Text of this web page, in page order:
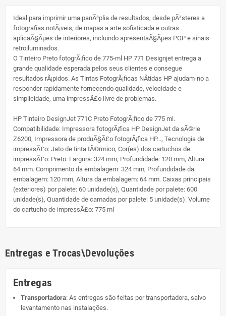
Ideal para imprimir uma panÃ³plia de resultados, desde pÃ³steres a
fotografias notÃ¡veis, de mapas a arte sofisticada e outras
aplicaÃ§Ãµes de interiores, incluindo apresentaÃ§Ãµes POP e sinais
retroiluminados.
O Tinteiro Preto fotogrÃ¡fico de 775-ml HP 771 Designjet entrega a
grande qualidade esperada pelos seus clientes e consegue
resultados rÃ¡pidos. As Tintas FotogrÃ¡ficas NÃ­tidas HP ajudam-no a
responder rapidamente fornecendo qualidade, velocidade e
simplicidade, uma impressÃ£o livre de problemas.
HP Tinteiro DesignJet 771C Preto FotogrÃ¡fico de 775 ml.
Compatibilidade: Impressora fotogrÃ¡fica HP DesignJet da sÃ©rie
Z6200, Impressora de produÃ§Ã£o fotogrÃ¡fica HP..., Tecnologia de
impressÃ£o: Jato de tinta tÃ©rmico, Cor(es) dos cartuchos de
impressÃ£o: Preto. Largura: 324 mm, Profundidade: 120 mm, Altura:
64 mm. Comprimento da embalagem: 324 mm, Profundidade da
embalagem: 120 mm, Altura da embalagem: 64 mm. Caixas principais
(exteriores) por palete: 60 unidade(s), Quantidade por palete: 600
unidade(s), Quantidade de camadas por palete: 5 unidade(s). Volume
do cartucho de impressÃ£o: 775 ml
Entregas e Trocas\Devoluções
Entregas
Transportadora: As entregas são feitas por transportadora, salvo
levantamento nas instalações.